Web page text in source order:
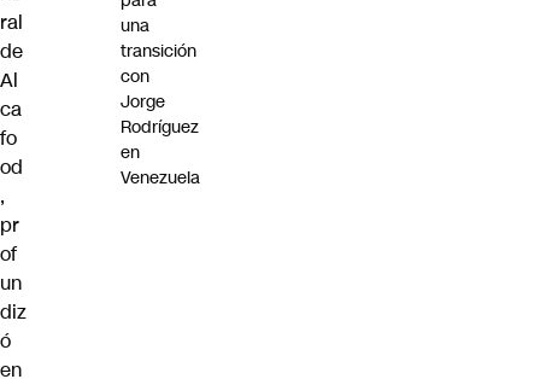
ral
de
Al
ca
fo
od
,
pr
of
un
diz
ó
en
una
transición
con
Jorge
Rodríguez
en
Venezuela